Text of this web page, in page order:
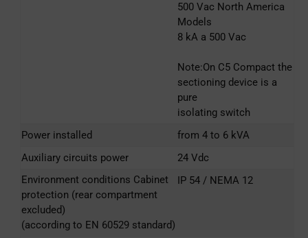
500 Vac North America
Models
8 kA a 500 Vac
Note:On C5 Compact the
sectioning device is a
pure
isolating switch
Power installed
from 4 to 6 kVA
Auxiliary circuits power
24 Vdc
Environment conditions Cabinet
protection (rear compartment
excluded)
(according to EN 60529 standard)
IP 54 / NEMA 12